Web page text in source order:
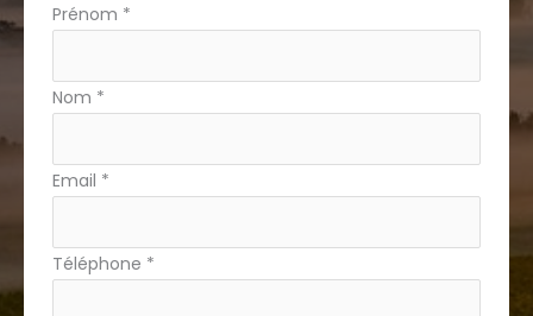
Formulaire
avec
téléphone
Prénom *
Nom *
Email *
Téléphone *